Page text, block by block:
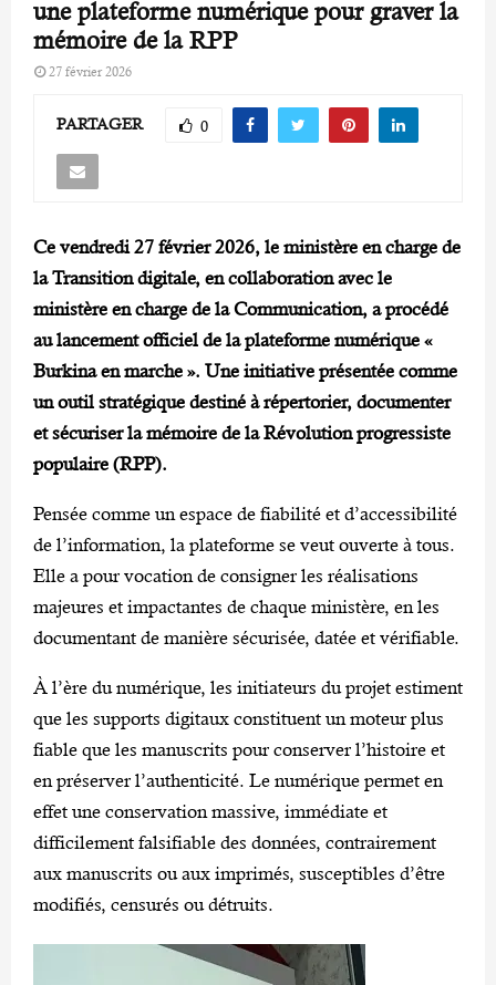
une plateforme numérique pour graver la
mémoire de la RPP
27 février 2026
PARTAGER 0
Ce vendredi 27 février 2026, le ministère en charge de
la Transition digitale, en collaboration avec le
ministère en charge de la Communication, a procédé
au lancement officiel de la plateforme numérique «
Burkina en marche ». Une initiative présentée comme
un outil stratégique destiné à répertorier, documenter
et sécuriser la mémoire de la Révolution progressiste
populaire (RPP).
Pensée comme un espace de fiabilité et d’accessibilité
de l’information, la plateforme se veut ouverte à tous.
Elle a pour vocation de consigner les réalisations
majeures et impactantes de chaque ministère, en les
documentant de manière sécurisée, datée et vérifiable.
À l’ère du numérique, les initiateurs du projet estiment
que les supports digitaux constituent un moteur plus
fiable que les manuscrits pour conserver l’histoire et
en préserver l’authenticité. Le numérique permet en
effet une conservation massive, immédiate et
difficilement falsifiable des données, contrairement
aux manuscrits ou aux imprimés, susceptibles d’être
modifiés, censurés ou détruits.